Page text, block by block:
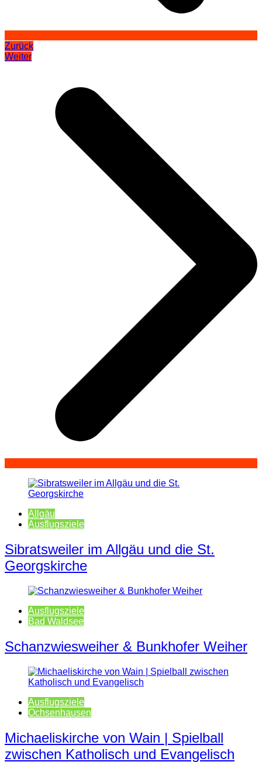
Zurück
Weiter
Allgäu
Ausflugsziele
Sibratsweiler im Allgäu und die St.
Georgskirche
Ausflugsziele
Bad Waldsee
Schanzwiesweiher & Bunkhofer Weiher
Ausflugsziele
Ochsenhausen
Michaeliskirche von Wain | Spielball
zwischen Katholisch und Evangelisch